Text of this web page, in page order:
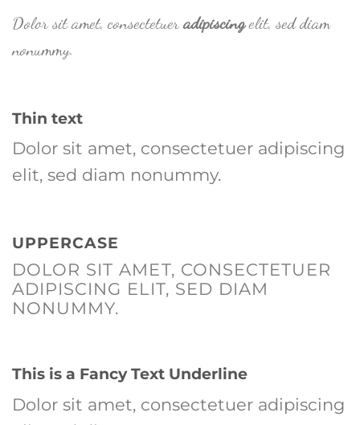
Dolor sit amet, consectetuer adipiscingelit, sed diam
nonummy.
Thin text
Dolor sit amet, consectetuer adipiscing
elit, sed diam nonummy.
UPPERCASE
DOLOR SIT AMET, CONSECTETUER
ADIPISCING ELIT, SED DIAM
NONUMMY.
This is a Fancy Text Underline
Dolor sit amet, consectetuer adipiscing